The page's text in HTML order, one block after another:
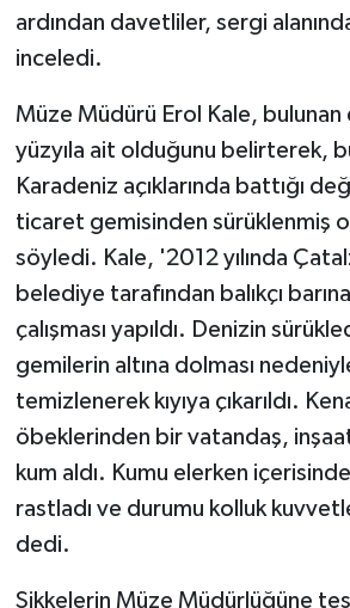
ardından davetliler, sergi
inceledi.
Müze Müdürü Erol Kale, bulunan
yüzyıla ait olduğunu belirterek,
Karadeniz açıklarında battığı
ticaret gemisinden sürüklenmiş
söyledi. Kale, '2012 yılında
belediye tarafından balıkçı
çalışması yapıldı. Denizin
gemilerin altına dolması
temizlenerek kıyıya çıkarıldı.
öbeklerinden bir vatandaş,
kum aldı. Kumu elerken
rastladı ve durumu kolluk
dedi.
Sikkelerin Müze Müdürlüğüne